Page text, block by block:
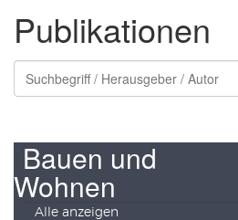
Publikationen
Bauen und
Wohnen
Alle anzeigen